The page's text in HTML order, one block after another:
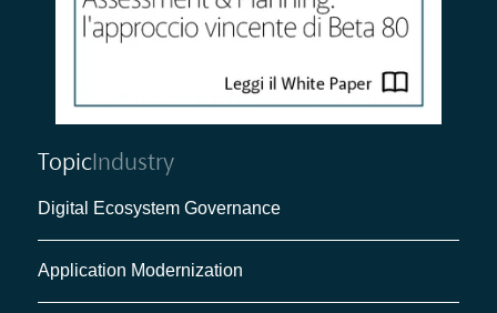
TopicIndustry
Digital Ecosystem Governance
Application Modernization